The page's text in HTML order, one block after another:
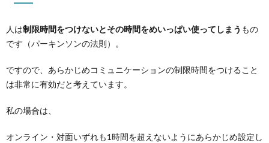
人は制限時間をつけないとその時間をめいっぱい使ってしまう もの
です（パーキンソンの法則）。
ですので、あらかじめコミュニケーションの制限時間をつけること
は非常に有効だと考えています。
私の場合は、
オンライン・対面いずれも1時間を超えないようにあらかじめ設定し